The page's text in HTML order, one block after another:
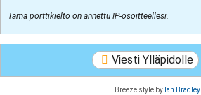
Tämä porttikielto on annettu IP-osoitteellesi.
Viesti Ylläpidolle
Breeze style by Ian Bradley